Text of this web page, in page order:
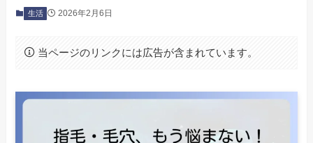
生活 2026年2月6日
当ページのリンクには広告が含まれています。